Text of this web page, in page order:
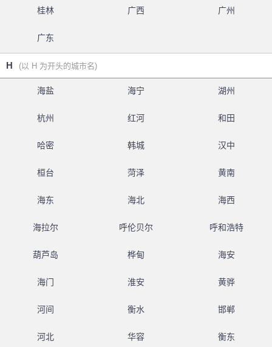
桂林 广西 广州
广东
H (以 H 为开头的城市名)
海盐 海宁 湖州
杭州 红河 和田
哈密 韩城 汉中
桓台 菏泽 黄南
海东 海北 海西
海拉尔 呼伦贝尔 呼和浩特
葫芦岛 桦甸 海安
海门 淮安 黄骅
河间 衡水 邯郸
河北 华容 衡东